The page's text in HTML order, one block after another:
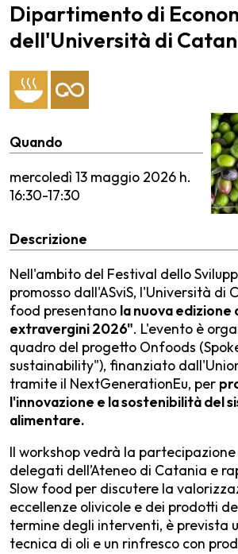
Dipartimento di
dell'Università di
Quando
mercoledì 13 maggio 2026 h.
16:30-17:30
Descrizione
Nell'ambito del Festival dello
promosso dall'ASviS, l'Università di
food presentano la nuova edizione
extravergini 2026". L'evento è
quadro del progetto Onfoods
sustainability"), finanziato
tramite il NextGenerationEu, per
l'innovazione e la sostenibilità del
alimentare.
Il workshop vedrà la
delegati dell’Ateneo di Catania e
Slow food per discutere la
eccellenze olivicole e dei prodotti
termine degli interventi, è prevista
tecnica di oli e un rinfresco con